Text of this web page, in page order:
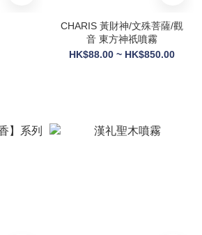
CHARIS 黃財神/文殊菩薩/觀
音 東方神祇噴霧
HK$88.00 ~ HK$850.00